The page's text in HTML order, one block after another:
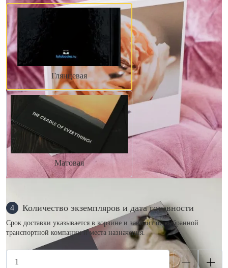
Глянцевая
Матовая
4 Количество экземпляров и дата готовности
Срок доставки указывается в корзине и зависит от выбранной
транспортной компании и места назначения.